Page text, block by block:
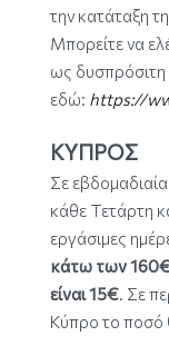
την κατάταξη
Μπορείτε να
ως δυσπρόσιτη
εδώ: https://
ΚΥΠΡΟΣ
Σε
κάθε Τετάρτη
εργάσιμες
κάτω των 160€
είναι 15€. Σε
Κύπρο το ποσό